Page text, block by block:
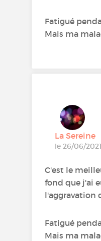
Fatigué
Mais ma
La Sereine
le 26/06/2021
C'est le
fond que j'ai
l'aggravation
Fatigué
Mais ma